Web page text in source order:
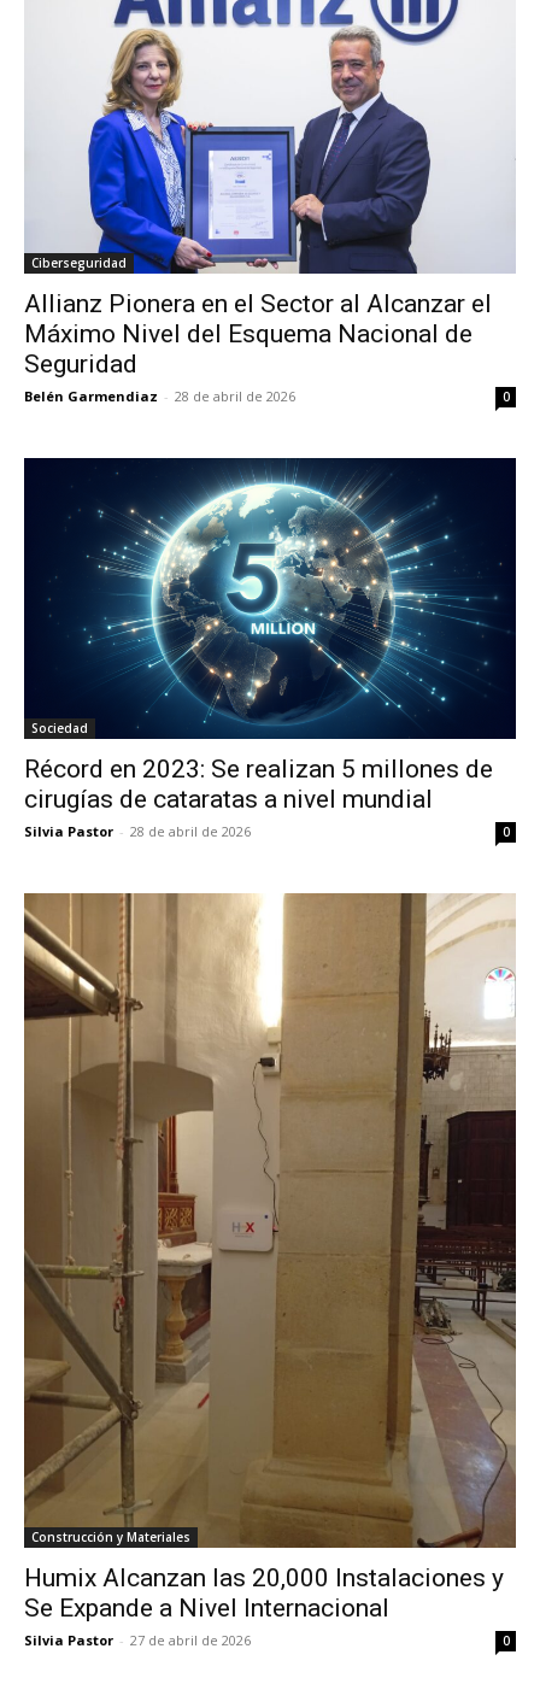
Ciberseguridad
Allianz Pionera en el Sector al Alcanzar el
Máximo Nivel del Esquema Nacional de
Seguridad
Belén Garmendiaz - 28 de abril de 2026 0
Sociedad
Récord en 2023: Se realizan 5 millones de
cirugías de cataratas a nivel mundial
Silvia Pastor - 28 de abril de 2026 0
Construcción y Materiales
Humix Alcanzan las 20,000 Instalaciones y
Se Expande a Nivel Internacional
Silvia Pastor - 27 de abril de 2026 0